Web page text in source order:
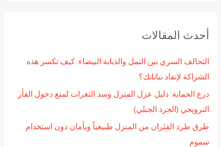
ث
أحدث المقالات
التحالف السري بين النمل والذبابة البيضاء: كيف تكسر هذه
الشراكة لإنقاذ نباتاتك؟
درع الحماية: دليل عزل المنزل وسد الثغرات لمنع دخول الفأر
النرويجي (الجرذ الجبلي)
طرق طرد الفئران من المنزل طبيعياً وبأمان دون استخدام
سموم